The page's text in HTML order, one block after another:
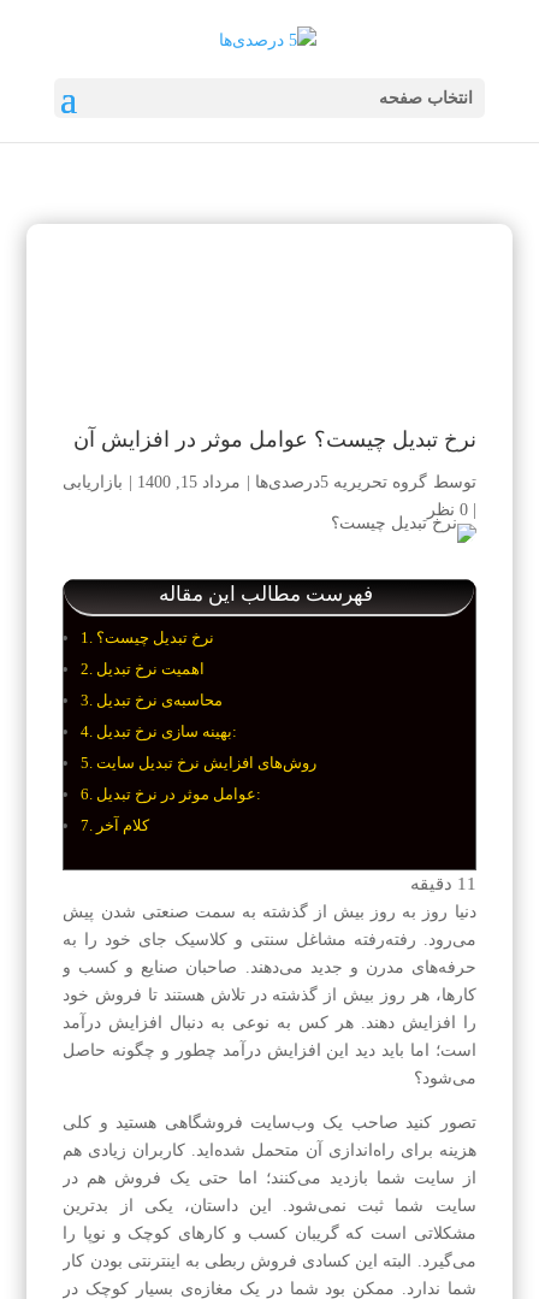
انتخاب صفحه
نرخ تبدیل چیست؟ عوامل موثر در افزایش آن
توسط گروه تحریریه 5درصدی‌ها مرداد 15, 1400
بازاریابی
|0 نظر
فهرست مطالب این مقاله
نرخ تبدیل چیست؟
اهمیت نرخ تبدیل
محاسبه‌ی نرخ تبدیل
بهینه سازی نرخ تبدیل:
روش‌های افزایش نرخ تبدیل سایت
عوامل موثر در نرخ تبدیل:
کلام آخر
11 دقیقه
دنیا روز به روز بیش از گذشته به سمت صنعتی شدن پیش
می‌رود. رفته‌رفته مشاغل سنتی و کلاسیک جای خود را به
حرفه‌های مدرن و جدید می‌دهند. صاحبان صنایع و کسب و
کارها، هر روز بیش از گذشته در تلاش هستند تا فروش خود
را افزایش دهند. هر کس به نوعی به دنبال افزایش درآمد
است؛ اما باید دید این افزایش درآمد چطور و چگونه حاصل
می‌شود؟
تصور کنید صاحب یک وب‌سایت‌ فروشگاهی هستید و کلی
هزینه برای راه‌اندازی آن متحمل شده‌اید. کاربران زیادی هم
از سایت شما بازدید می‌کنند؛ اما حتی یک فروش هم در
سایت شما ثبت نمی‌شود. این داستان، یکی از بدترین
مشکلاتی است که گریبان کسب و کارهای کوچک و نوپا را
می‌گیرد. البته این کسادی فروش ربطی به اینترنتی بودن کار
شما ندارد. ممکن بود شما در یک مغازه‌ی بسیار کوچک در